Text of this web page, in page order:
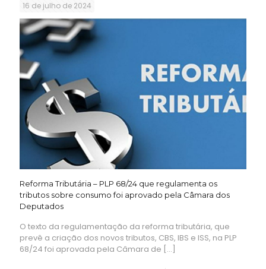
16 de julho de 2024
Reforma Tributária – PLP 68/24 que regulamenta os
tributos sobre consumo foi aprovado pela Câmara dos
Deputados
O texto da regulamentação da reforma tributária, que
prevê a criação dos novos tributos, CBS, IBS e ISS, na PLP
68/24 foi aprovada pela Câmara de […]